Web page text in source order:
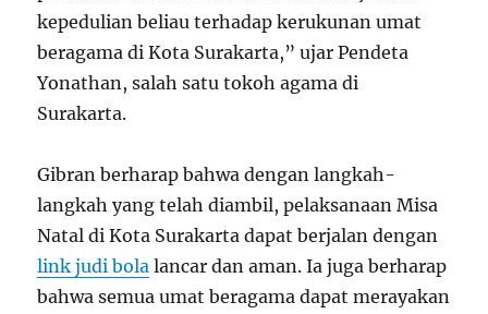
kepedulian beliau terhadap kerukunan umat
beragama di Kota Surakarta,” ujar Pendeta
Yonathan, salah satu tokoh agama di
Surakarta.
Gibran berharap bahwa dengan langkah-
langkah yang telah diambil, pelaksanaan Misa
Natal di Kota Surakarta dapat berjalan dengan
link judi bola lancar dan aman. Ia juga berharap
bahwa semua umat beragama dapat merayakan